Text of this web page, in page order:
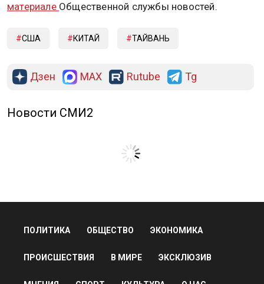
материале Общественной службы новостей.
США КИТАЙ ТАЙВАНЬ
Дзен MAX Rutube Tg
Новости СМИ2
ПОЛИТИКА ОБЩЕСТВО ЭКОНОМИКА
ПРОИСШЕСТВИЯ В МИРЕ ЭКСКЛЮЗИВ